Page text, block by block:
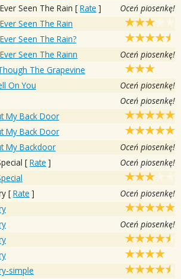
Seen The Rain [ Rate ] Oceń piosenkę!
Seen The Rain
Seen The Rain?
Seen The Rainn Oceń piosenkę!
The Grapevine
On You Oceń piosenkę!
Oceń piosenkę!
My Back Door
My Back Door
My Backdoor Oceń piosenkę!
[ Rate ] Oceń piosenkę!
[ Rate ] Oceń piosenkę!
Oceń piosenkę!
simple